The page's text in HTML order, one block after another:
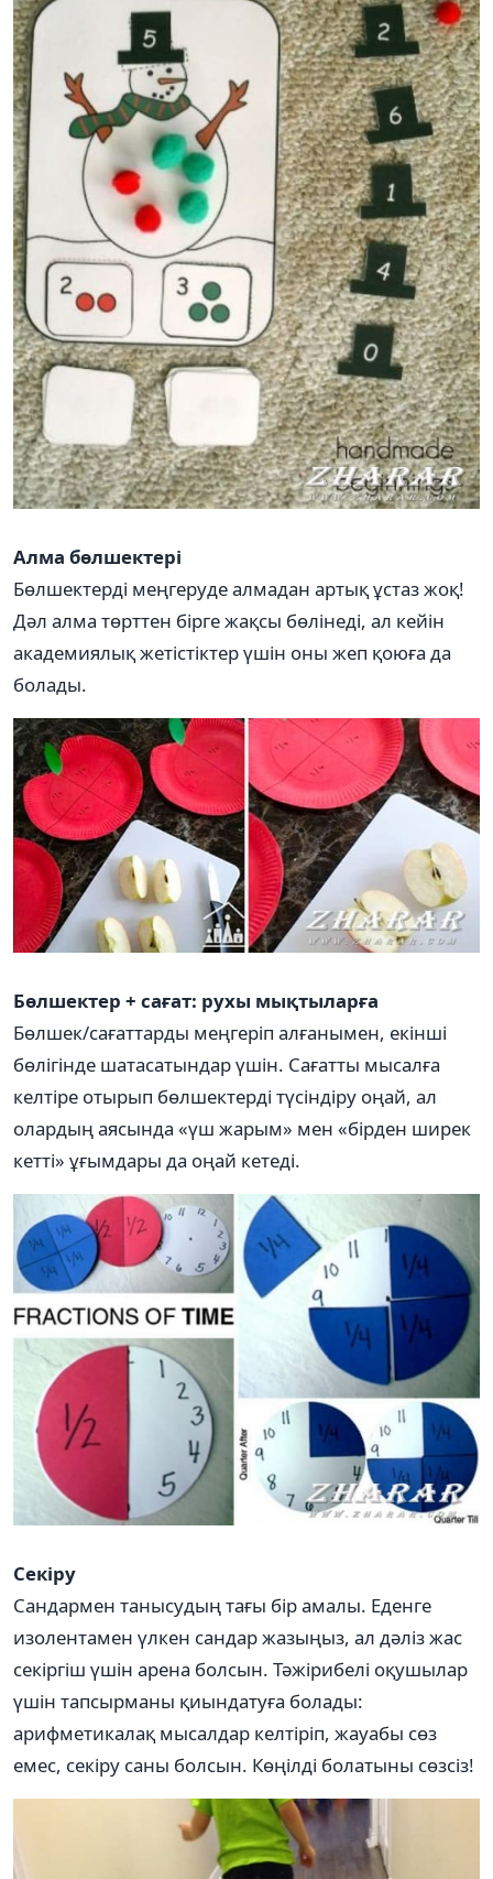
Алма бөлшектері
Бөлшектерді меңгеруде алмадан артық ұстаз жоқ!
Дәл алма төрттен бірге жақсы бөлінеді, ал кейін
академиялық жетістіктер үшін оны жеп қоюға да
болады.
Бөлшектер + сағат: рухы мықтыларға
Бөлшек/сағаттарды меңгеріп алғанымен, екінші
бөлігінде шатасатындар үшін. Сағатты мысалға
келтіре отырып бөлшектерді түсіндіру оңай, ал
олардың аясында «үш жарым» мен «бірден ширек
кетті» ұғымдары да оңай кетеді.
Секіру
Сандармен танысудың тағы бір амалы. Еденге
изолентамен үлкен сандар жазыңыз, ал дәліз жас
секіргіш үшін арена болсын. Тәжірибелі оқушылар
үшін тапсырманы қиындатуға болады:
арифметикалақ мысалдар келтіріп, жауабы сөз
емес, секіру саны болсын. Көңілді болатыны сөзсіз!